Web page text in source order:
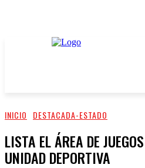
INICIO DESTACADA-ESTADO
LISTA EL ÁREA DE
UNIDAD DEPORTIVA